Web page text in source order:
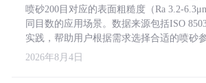
喷砂200目对应的表面粗糙度（Ra 3.2-
同目数的应用场景。数据来源包括ISO
实践，帮助用户根据需求选择合适的喷砂参
2026年8月4日